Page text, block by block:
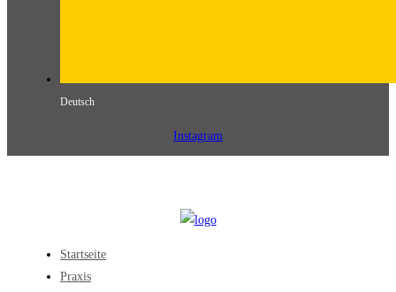
Deutsch
Instagram
Startseite
Praxis